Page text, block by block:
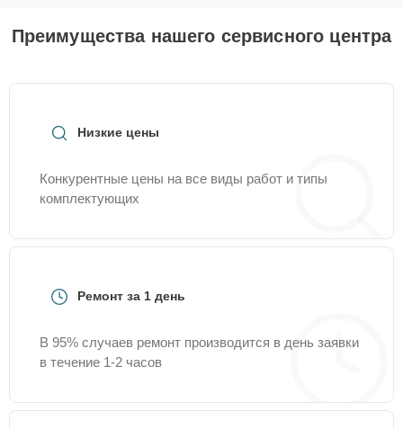
Преимущества нашего сервисного центра
Низкие цены
Конкурентные цены на все виды работ и типы
комплектующих
Ремонт за 1 день
В 95% случаев ремонт производится в день заявки
в течение 1-2 часов